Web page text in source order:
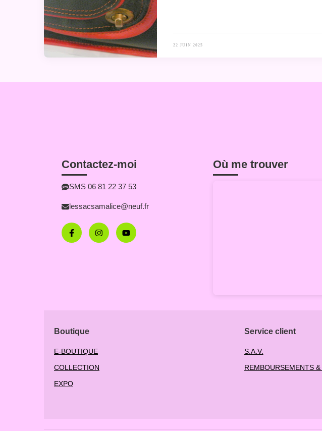
22 JUIN 2025
Contactez-moi
SMS 06 81 22 37 53
lessacsamalice@neuf.fr
Où me trouver
Boutique
E-BOUTIQUE
COLLECTION
EXPO
Service client
S.A.V.
REMBOURSEMENTS